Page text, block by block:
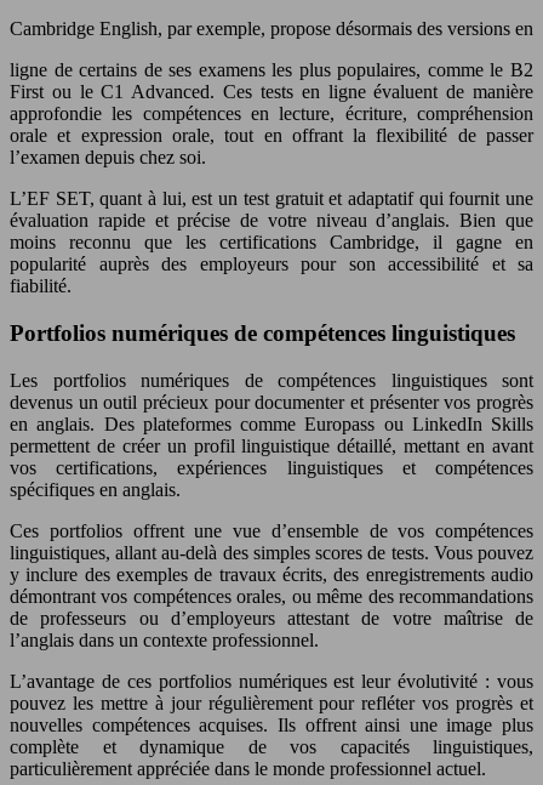
Cambridge English, par exemple, propose désormais des versions en
ligne de certains de ses examens les plus populaires, comme le B2
First ou le C1 Advanced. Ces tests en ligne évaluent de manière
approfondie les compétences en lecture, écriture, compréhension
orale et expression orale, tout en offrant la flexibilité de passer
l’examen depuis chez soi.
L’EF SET, quant à lui, est un test gratuit et adaptatif qui fournit une
évaluation rapide et précise de votre niveau d’anglais. Bien que
moins reconnu que les certifications Cambridge, il gagne en
popularité auprès des employeurs pour son accessibilité et sa
fiabilité.
Portfolios numériques de compétences linguistiques
Les portfolios numériques de compétences linguistiques sont
devenus un outil précieux pour documenter et présenter vos progrès
en anglais. Des plateformes comme Europass ou LinkedIn Skills
permettent de créer un profil linguistique détaillé, mettant en avant
vos certifications, expériences linguistiques et compétences
spécifiques en anglais.
Ces portfolios offrent une vue d’ensemble de vos compétences
linguistiques, allant au-delà des simples scores de tests. Vous pouvez
y inclure des exemples de travaux écrits, des enregistrements audio
démontrant vos compétences orales, ou même des recommandations
de professeurs ou d’employeurs attestant de votre maîtrise de
l’anglais dans un contexte professionnel.
L’avantage de ces portfolios numériques est leur évolutivité : vous
pouvez les mettre à jour régulièrement pour refléter vos progrès et
nouvelles compétences acquises. Ils offrent ainsi une image plus
complète et dynamique de vos capacités linguistiques,
particulièrement appréciée dans le monde professionnel actuel.